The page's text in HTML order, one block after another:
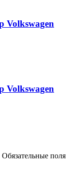
Volkswagen
Volkswagen
Обязательные поля